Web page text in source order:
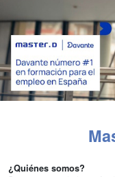
¿Quiénes somos?